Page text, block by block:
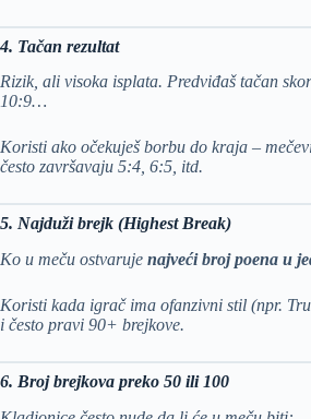
4. Tačan rezultat
Rizik, ali visoka isplata. Predviđaš tačan
10:9…
Koristi ako očekuješ borbu do kraja –
često završavaju 5:4, 6:5, itd.
5. Najduži brejk (Highest Break)
Ko u meču ostvaruje najveći broj poena u
Koristi kada igrač ima ofanzivni stil (npr.
i često pravi 90+ brejkove.
6. Broj brejkova preko 50 ili 100